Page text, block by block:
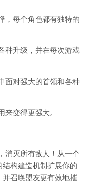
，每个角色都有独特的
种升级，并在每次游戏
面对强大的首领和各种
来变得更强大。
消灭所有敌人！从一个
构建造机制扩展你的
召唤盟友更有效地摧